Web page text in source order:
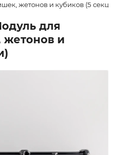
жетонов и кубиков (5
для
и